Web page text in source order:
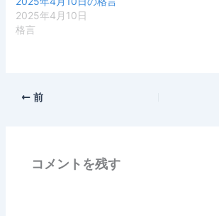
2025年4月10日
格言
前
コメントを残す